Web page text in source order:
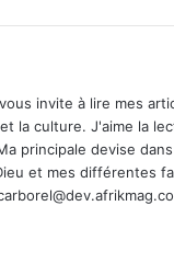
invite à lire mes
la culture. J'aime la
principale devise
et mes différentes